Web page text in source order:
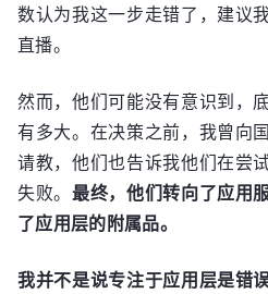
数认为我这一步走错了，建议
直播。
然而，他们可能没有意识到，
有多大。在决策之前，我曾向
请教，他们也告诉我他们在尝
失败。 最终，他们转向了应用
了应用层的附属品。
我并不是说专注于应用层是错